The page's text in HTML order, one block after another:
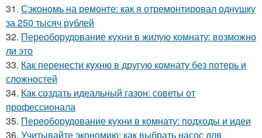
31. Сэкономь на ремонте: как я отремонтировал однушку
за 250 тысяч рублей
32. Переоборудование кухни в жилую комнату: возможно
ли это
33. Как перенести кухню в другую комнату без потерь и
сложностей
34. Как создать идеальный газон: советы от
профессионала
35. Переоборудование кухни в комнату: подходы и идеи
36. Учитывайте экономию: как выбрать насос для